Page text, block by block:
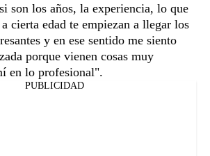
son los años, la experiencia, lo que
cierta edad te empiezan a llegar los
y en ese sentido me siento
porque vienen cosas muy
en lo profesional".
PUBLICIDAD